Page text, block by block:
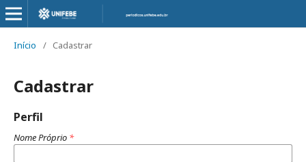
Início / Cadastrar
Cadastrar
Perfil
Nome Próprio *